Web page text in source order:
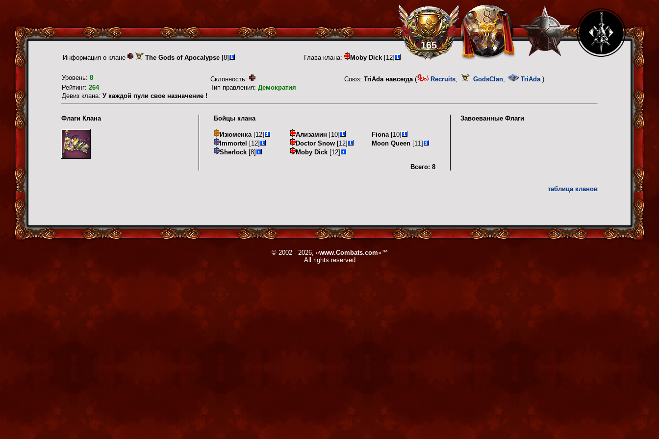
165
Информация о клане The Gods of Apocalypse [8] Глава клана: Moby Dick [12]
Уровень: 8 Склонность: Союз: TriAda навсегда( Recruits, GodsClan, TriAda)
Рейтинг: 264 Тип правления: Демократия
Девиз клана: У каждой пули свое назначение !
Флаги Клана Бойцы клана
Изюменка[12]
Immortel
[12]
Sherlock [8]
Ализамин [10]
Doctor Snow[12]
Moby Dick[12]
Fiona[10]
Moon Queen[11]
Всего: 8
Завоеванные Флаги
таблица кланов
© 2002 - 2026, «www.Combats.com»™
All rights reserved